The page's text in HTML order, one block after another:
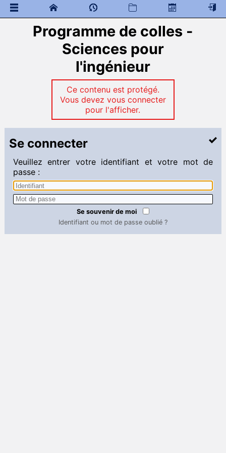
Programme de colles -
Sciences pour
l'ingénieur
Documents généraux
Mathématiques
Programme de colles
Documents à télécharger
Ressources colleurs
Physique - Chimie
Documents à télécharger
Sciences pour l'ingénieur
Programme de colles
Documents à télécharger
Anglais
Programme de colles
Documents à télécharger
Ce contenu est protégé.
Vous devez vous connecter
pour l'afficher.
Se connecter
Veuillez entrer votre identifiant et votre mot de
passe :
Se souvenir de moi
Identifiant ou mot de passe oublié ?